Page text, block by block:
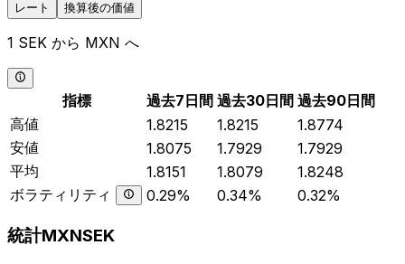
レート 換算後の価値
1 SEK から MXN へ
指標 過去7日間 過去30日間 過去90日間
高値
1.8215 1.8215
1.8774
安値
1.8075 1.7929
1.7929
平均
1.8151 1.8079
1.8248
ボラティリティ
0.29% 0.34% 0.32%
統計MXNSEK